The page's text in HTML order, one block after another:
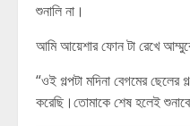
শুনালি না।
আমি আয়েশার ফোন টা রেখে
“ওই গল্পটা মদিনা বেগমের
করেছি।তোমাকে শেষ হলেই